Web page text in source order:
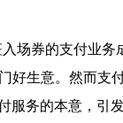
场券的支付业务
好生意。然而支
服务的本意，引